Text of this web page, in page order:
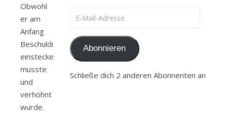
Obwohl
er am
Anfang
Beschuldigungen
einstecken
musste
und
verhöhnt
wurde.
E-Mail-Adresse
Abonnieren
Schließe dich 2 anderen Abonnenten an